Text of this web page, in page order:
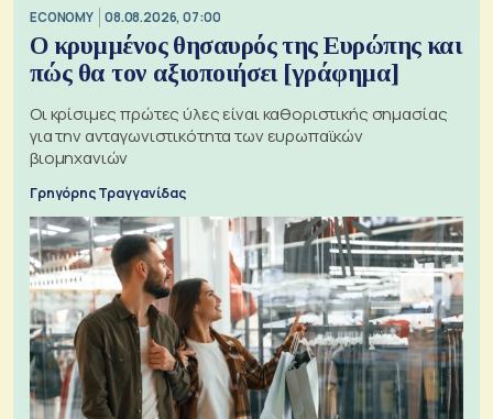
ECONOMY 08.08.2026, 07:00
Ο κρυμμένος θησαυρός της Ευρώπης και
πώς θα τον αξιοποιήσει [γράφημα]
Οι κρίσιμες πρώτες ύλες είναι καθοριστικής σημασίας
για την ανταγωνιστικότητα των ευρωπαϊκών
βιομηχανιών
Γρηγόρης Τραγγανίδας